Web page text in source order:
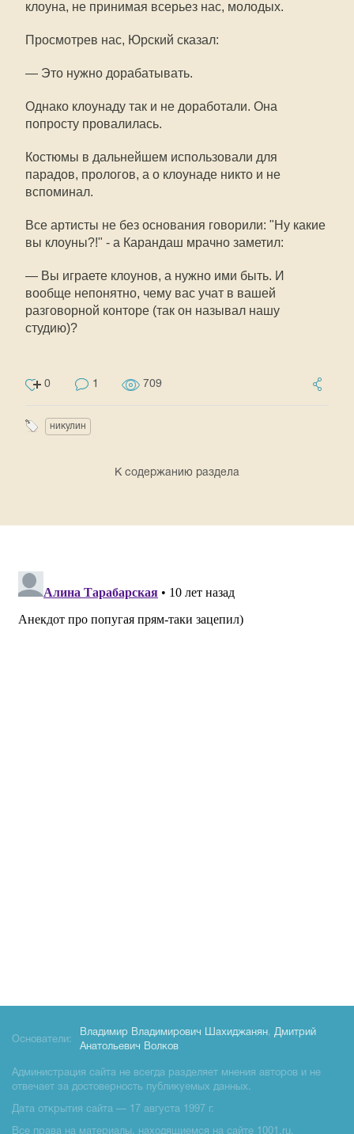
клоуна, не принимая всерьез нас, молодых.
Просмотрев нас, Юрский сказал:
— Это нужно дорабатывать.
Однако клоунаду так и не доработали. Она
попросту провалилась.
Костюмы в дальнейшем использовали для
парадов, прологов, а о клоунаде никто и не
вспоминал.
Все артисты не без основания говорили: "Ну какие
вы клоуны?!" - а Карандаш мрачно заметил:
— Вы играете клоунов, а нужно ими быть. И
вообще непонятно, чему вас учат в вашей
разговорной конторе (так он называл нашу
студию)?
0 1 709
никулин
К содержанию раздела
Основатели:
Владимир Владимирович Шахиджанян, Дмитрий
Анатольевич Волков
Администрация сайта не всегда разделяет мнения авторов и не
отвечает за достоверность публикуемых данных.
Дата открытия сайта — 17 августа 1997 г.
Все права на материалы, находящиемся на сайте 1001.ru,